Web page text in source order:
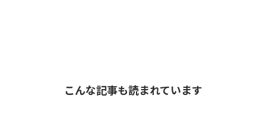
こんな記事も読まれています